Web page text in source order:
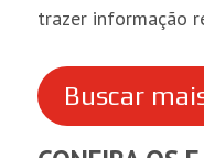
trazer informação
Buscar